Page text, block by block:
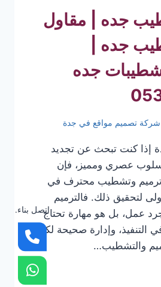
جده | مقاول
جده |
جده
تصميم مواقع في جدة
إذا كنت تبحث عن تجديد
عصري ومميز، فإن
ترميم وتشطيب محترف في
لتحقيق ذلك. فالترميم
عمل، بل هو مهارة تحتاج
التنفيذ، وإدارة صحيحة لكل
والتشطيب…
اتصل بناء.